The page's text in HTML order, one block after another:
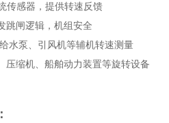
传感器，提供转速反馈
跳闸逻辑，机组安全
给水泵、引风机等辅机转速测量
压缩机、船舶动力装置等旋转设备